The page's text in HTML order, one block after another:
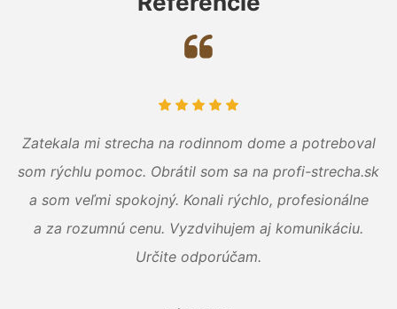
Zatekala mi strecha na rodinnom dome a potreboval
som rýchlu pomoc. Obrátil som sa na profi-strecha.sk
a som veľmi spokojný. Konali rýchlo, profesionálne
a za rozumnú cenu. Vyzdvihujem aj komunikáciu.
Určite odporúčam.